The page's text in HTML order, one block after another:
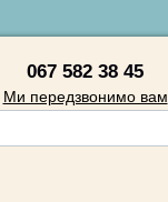
067 582 38 45
Ми передзвонимо вам